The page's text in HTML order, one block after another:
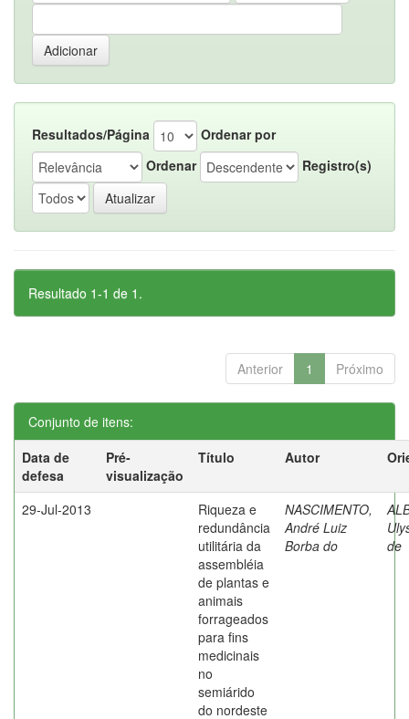
Resultados/Página
Ordenar por
Ordenar
Registro(s)
Resultado 1-1 de 1.
Anterior 1 Próximo
Conjunto de itens:
Data de
defesa
Pré-
visualização
Título Autor
29-Jul-2013
Riqueza e
redundância
utilitária da
assembléia
de plantas e
animais
forrageados
para fins
medicinais
no
semiárido
do nordeste
NASCIMENTO,
André Luiz
Borba do
de